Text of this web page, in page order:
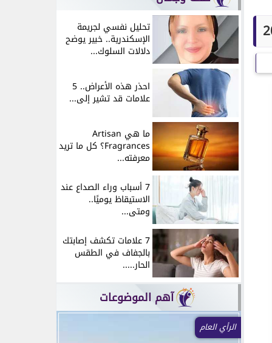
تحليل نفسي لجريمة
الإسكندرية.. خبير يوضح
دلالات السلوك...
احذر هذه الأعراض.. 5
علامات قد تشير إلى...
ما هي Artisan
Fragrances؟ كل ما تريد
معرفته...
7 أسباب وراء الصداع عند
الاستيقاظ يوميًا..
ومتى...
7 علامات تكشف إصابتك
بالجفاف في الطقس
الحار.....
آهم الموضوعات